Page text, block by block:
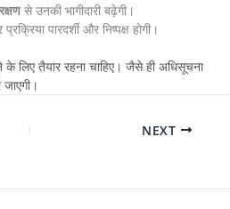
से उनकी भागीदारी बढ़ेगी।
पारदर्शी और निष्पक्ष होगी।
लिए तैयार रहना चाहिए। जैसे ही अधिसूचना
NEXT